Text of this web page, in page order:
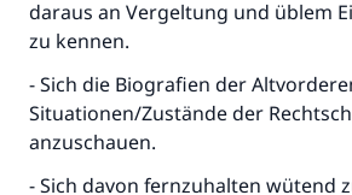
daraus an Vergeltung und üblem
zu kennen.
- Sich die Biografien der
Situationen/Zustände der
anzuschauen.
- Sich davon fernzuhalten wütend
Die Antwort Nr. 110845